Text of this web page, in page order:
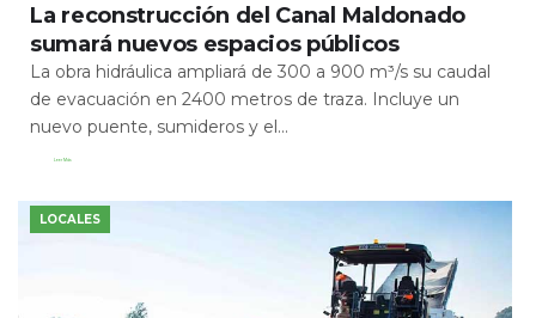
La reconstrucción del Canal Maldonado
sumará nuevos espacios públicos
La obra hidráulica ampliará de 300 a 900 m³/s su caudal
de evacuación en 2400 metros de traza. Incluye un
nuevo puente, sumideros y el...
Leer Más
LOCALES